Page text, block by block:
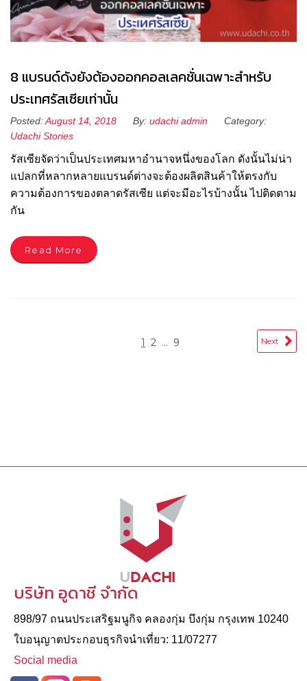
8 แบรนด์ดังยังต้องออกคอลเลคชั่นเฉพาะสำหรับ
ประเทศรัสเซียเท่านั้น
Posted:August 14, 2018 By: udachi admin
Category:
Udachi Stories
รัสเซียจัดว่าเป็นประเทศมหาอำนาจหนึ่งของโลก ดังนั้นไม่น่า
แปลกที่หลากหลายแบรนด์ต่างจะต้องผลิตสินค้าให้ตรงกับ
ความต้องการของตลาดรัสเซีย แต่จะมีอะไรบ้างนั้น ไปติดตาม
กัน
Read More
1 2 … 9 Next
บริษัท อูดาชี จำกัด
898/97 ถนนประเสริฐมนูกิจ คลองกุ่ม บึงกุ่ม กรุงเทพ 10240
ใบอนุญาตประกอบธุรกิจนําเที่ยว: 11/07277
Social media